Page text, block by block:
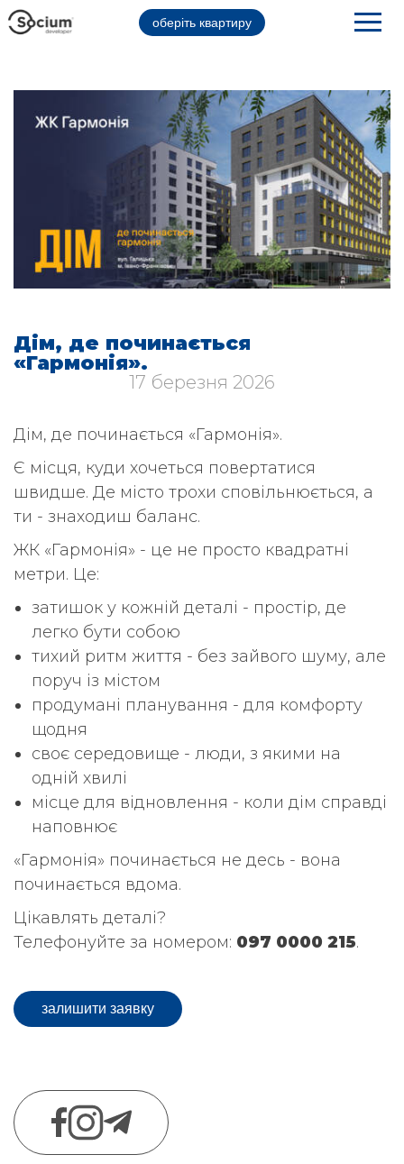
оберіть квартиру
Дім, де починається
«Гармонія».
17 березня 2026
Дім, де починається «Гармонія».
Є місця, куди хочеться повертатися
швидше. Де місто трохи сповільнюється, а
ти - знаходиш баланс.
ЖК «Гармонія» - це не просто квадратні
метри. Це:
затишок у кожній деталі - простір, де
легко бути собою
тихий ритм життя - без зайвого шуму, але
поруч із містом
продумані планування - для комфорту
щодня
своє середовище - люди, з якими на
одній хвилі
місце для відновлення - коли дім справді
наповнює
«Гармонія» починається не десь - вона
починається вдома.
Цікавлять деталі?
Телефонуйте за номером: 097 0000 215.
залишити заявку